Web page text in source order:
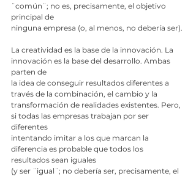
¨común¨; no es, precisamente, el objetivo
principal de
ninguna empresa (o, al menos, no debería ser).
La creatividad es la base de la innovación. La
innovación es la base del desarrollo. Ambas
parten de
la idea de conseguir resultados diferentes a
través de la combinación, el cambio y la
transformación de realidades existentes. Pero,
si todas las empresas trabajan por ser
diferentes
intentando imitar a los que marcan la
diferencia es probable que todos los
resultados sean iguales
(y ser ¨igual¨; no debería ser, precisamente, el